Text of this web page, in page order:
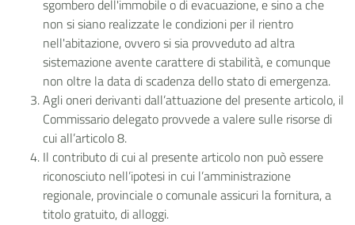
sgombero dell'immobile o di evacuazione, e sino a che
non si siano realizzate le condizioni per il rientro
nell'abitazione, ovvero si sia provveduto ad altra
sistemazione avente carattere di stabilità, e comunque
non oltre la data di scadenza dello stato di emergenza.
Agli oneri derivanti dall’attuazione del presente articolo, il
Commissario delegato provvede a valere sulle risorse di
cui all’articolo 8.
Il contributo di cui al presente articolo non può essere
riconosciuto nell’ipotesi in cui l’amministrazione
regionale, provinciale o comunale assicuri la fornitura, a
titolo gratuito, di alloggi.